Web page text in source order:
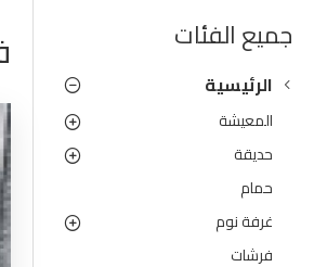
جميع الفئات
الرئيسية
المعيشة
حديقة
حمام
غرفة نوم
فرشات